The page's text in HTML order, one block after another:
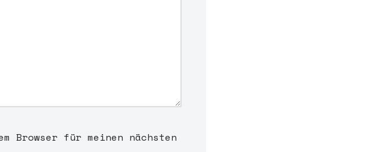
Browser für meinen nächsten